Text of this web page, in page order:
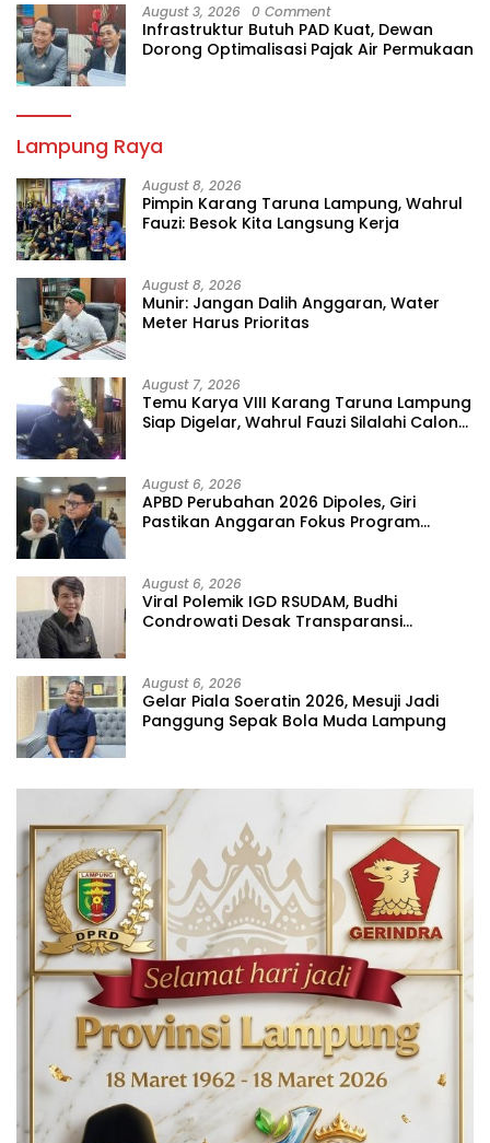
August 3, 2026 0 Comment
Infrastruktur Butuh PAD Kuat, Dewan
Dorong Optimalisasi Pajak Air Permukaan
Lampung Raya
August 8, 2026
Pimpin Karang Taruna Lampung, Wahrul
Fauzi: Besok Kita Langsung Kerja
August 8, 2026
Munir: Jangan Dalih Anggaran, Water
Meter Harus Prioritas
August 7, 2026
Temu Karya VIII Karang Taruna Lampung
Siap Digelar, Wahrul Fauzi Silalahi Calon
August 6, 2026
APBD Perubahan 2026 Dipoles, Giri
Pastikan Anggaran Fokus Program
August 6, 2026
Viral Polemik IGD RSUDAM, Budhi
Condrowati Desak Transparansi
August 6, 2026
Gelar Piala Soeratin 2026, Mesuji Jadi
Panggung Sepak Bola Muda Lampung